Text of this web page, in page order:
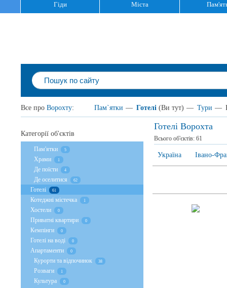
Гіди Міста
Все про Ворохту: Пам`ятки — Готелі (Ви тут) — Тури —
Готелі Ворохта
Всього об'єктів: 61
Україна Івано-
Категорії об'єктів
Пам'ятки 5
Храми 1
Де поїсти 4
Де оселитися 62
Готелі 61
Котеджні містечка 1
Хостели 0
Приватні квартири 0
Кемпінги 0
Готелі на воді 0
Апартаменти 0
Курорти та відпочинок 38
Розваги 1
Культура 0